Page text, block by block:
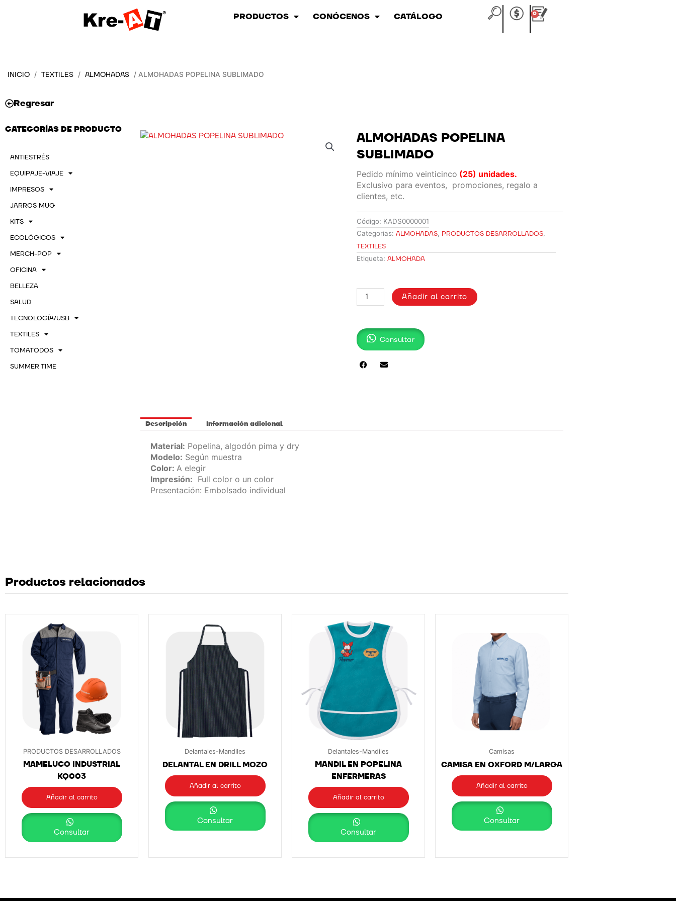
PRODUCTOS CONÓCENOS CATÁLOGO 0
Carrito
INICIO / TEXTILES / ALMOHADAS / ALMOHADAS POPELINA SUBLIMADO
Regresar
CATEGORÍAS DE PRODUCTO
ANTIESTRÉS
EQUIPAJE-VIAJE
IMPRESOS
JARROS MUG
KITS
ECOLÓGICOS
MERCH-POP
OFICINA
BELLEZA
SALUD
TECNOLOGÍA/USB
TEXTILES
TOMATODOS
SUMMER TIME
ALMOHADAS POPELINA
SUBLIMADO
Pedido mínimo veinticinco (25) unidades.
Exclusivo para eventos, promociones, regalo a
clientes, etc.
Código: KADS0000001
Categorias: ALMOHADAS, PRODUCTOS DESARROLLADOS,
TEXTILES
Etiqueta: ALMOHADA
ALMOHADAS
POPELINA
Añadir al carrito
Consultar
Descripción Información adicional
Material: Popelina, algodón pima y dry
Modelo: Según muestra
Color: A elegir
Impresión: Full color o un color
Presentación: Embolsado individual
Productos relacionados
PRODUCTOS DESARROLLADOS
MAMELUCO INDUSTRIAL
KQ003
Añadir al carrito
Consultar
Delantales-Mandiles
DELANTAL EN DRILL MOZO
Añadir al carrito
Consultar
Delantales-Mandiles
MANDIL EN POPELINA
ENFERMERAS
Añadir al carrito
Consultar
Camisas
CAMISA EN OXFORD M/LARGA
Añadir al carrito
Consultar